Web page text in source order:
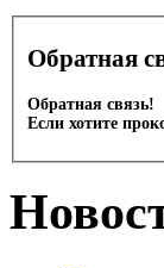
Обратная
Обратная связь!
Если хотите